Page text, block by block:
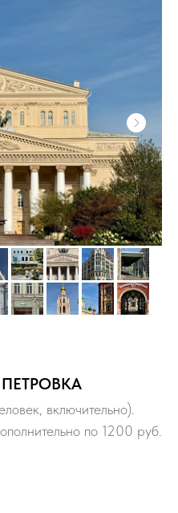
включительно).
по 1200 руб.